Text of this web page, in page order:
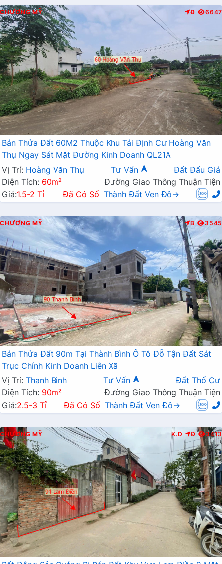
CHƯƠNG MỸ Đ 6647
Bán Thửa Đất 60M2 Thuộc Khu Tái Định Cư Hoàng Văn
Thụ Ngay Sát Mặt Đường Kinh Doanh QL21A
Vị Trí: Hoàng Văn Thụ Tư Vấn
Đất Đấu Giá
Diện Tích: 60m²
Đường Giao Thông Thuận Tiện
Giá:1.5-2 Tỉ Đã Có Sổ Thành Đất Ven Đô→
CHƯƠNG MỸ B 3545
Bán Thửa Đất 90m Tại Thành Bình Ô Tô Đỗ Tận Đất Sát
Trục Chính Kinh Doanh Liên Xã
Vị Trí: Thanh Bình Tư Vấn
Đất Thổ Cư
Diện Tích: 90m²
Đường Giao Thông Thuận Tiện
Giá:2.5-3 Tỉ Đã Có Sổ Thành Đất Ven Đô→
CHƯƠNG MỸ K.D Đ 3413